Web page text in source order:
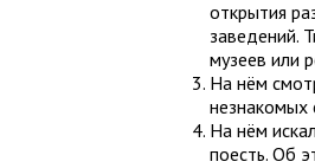
открытия
заведений.
музеев или
На нём
незнакомых
На нём
поесть. Об